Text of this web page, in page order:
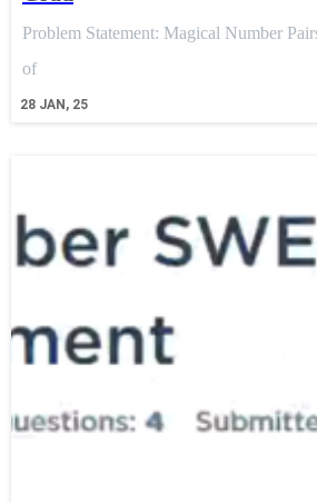
28 JAN, 25
Problem Statement: Magical Number
of